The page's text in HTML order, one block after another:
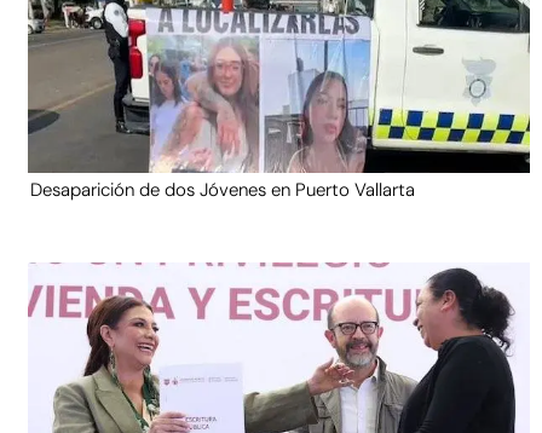
Desaparición de dos Jóvenes en Puerto Vallarta